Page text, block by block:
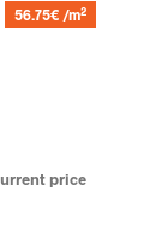
56.75€ /m2
price